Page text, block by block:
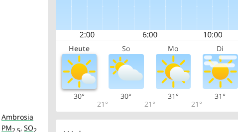
Ambrosia
PM2.5, SO2
Heute So Mo Di
30°
21°
30°
21°
31°
21°
31°